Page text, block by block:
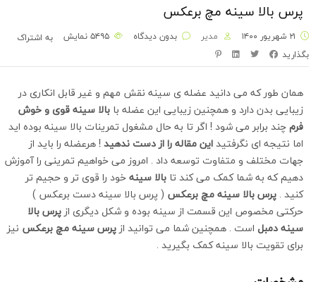
پرس بالا سینه مچ برعکس
مدیر بدون دیدگاه نمایش
به اشتراک
بگذارید
همان طور که می دانید عضله ی سینه نقش مهم و غیر قابل انکاری در
زیبایی بدن دارد و همچنین زیبایی این عضله با بالا سینه قوی و خوش
فرم چند برابر می شود ! اگر تا به حال مشغول تمرینات بالا سینه بوده اید
اما نتیجه ای نگرفتیداینمقالهرا از دست ندهید! هرعضله را باید از
جهات مختلف و متفاوت توسعه داد . امروز می خواهیم تمرینی را آموزش
دهیم که به شما کمک می کند تا بالا سینه خود را قوی تر و حجیم تر
کنید . پرس بالا سینه مچ برعکس ( پرس بالا سینه دست برعکس )
حرکتی مخصوص این قسمت از سینه بوده و شکل دیگری ازپرس بالا
سینه دمبل است . همچنین شما می توانید ازپرس سینه مچ برعکس نیز
برای تقویت بالا سینه کمک بگیرید .